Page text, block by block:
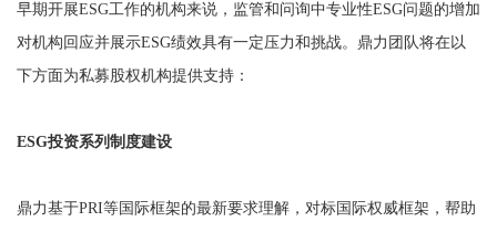
早期开展ESG工作的机构来说，监管和问询中专业性ESG问题的增加
对机构回应并展示ESG绩效具有一定压力和挑战。鼎力团队将在以
下方面为私募股权机构提供支持：
ESG投资系列制度建设
鼎力基于PRI等国际框架的最新要求理解，对标国际权威框架，帮助